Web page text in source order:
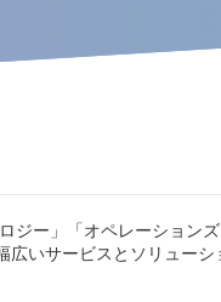
ジー」「オペレーションズ
広いサービスとソリューシ